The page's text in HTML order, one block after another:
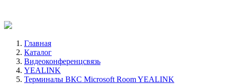
Главная
Каталог
Видеоконференцсвязь
YEALINK
Терминалы ВКС Microsoft Room YEALINK